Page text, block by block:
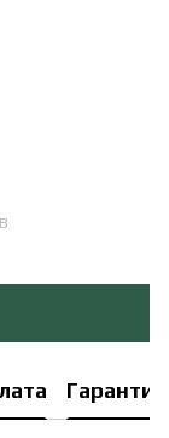
Гарантия